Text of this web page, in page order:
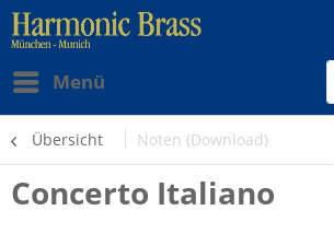
Menü
Übersicht Noten (Download)
Concerto Italiano